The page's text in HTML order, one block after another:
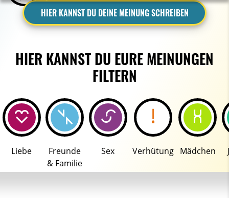
HIER KANNST DU DEINE MEINUNG SCHREIBEN
HIER KANNST DU EURE MEINUNGEN
FILTERN
Liebe
Freunde
& Familie
Sex Verhütung Mädchen